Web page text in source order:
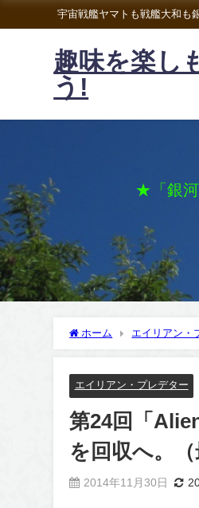
宇宙戦艦ヤマトも戦艦大和も
趣味を楽し
う!
★「銀河
ホーム エイリアン・
エイリアン・プレデター
第24回「
を回収へ。（
2014年11月30日